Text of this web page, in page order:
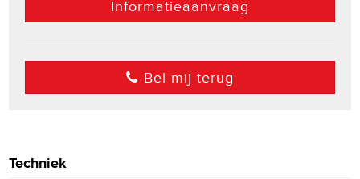
Informatieaanvraag
Bel mij terug
Techniek